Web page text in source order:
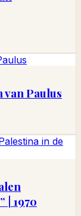
Paulus
| 1970